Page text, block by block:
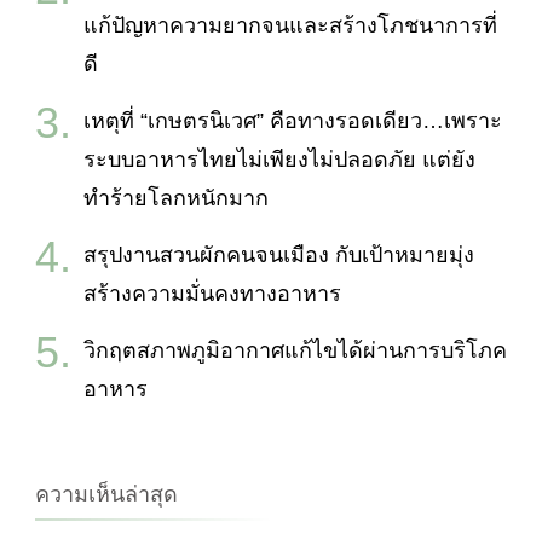
แก้ปัญหาความยากจนและสร้างโภชนาการที่
ดี
เหตุที่ “เกษตรนิเวศ” คือทางรอดเดียว…เพราะ
ระบบอาหารไทยไม่เพียงไม่ปลอดภัย แต่ยัง
ทำร้ายโลกหนักมาก
สรุปงานสวนผักคนจนเมือง กับเป้าหมายมุ่ง
สร้างความมั่นคงทางอาหาร
วิกฤตสภาพภูมิอากาศแก้ไขได้ผ่านการบริโภค
อาหาร
ความเห็นล่าสุด